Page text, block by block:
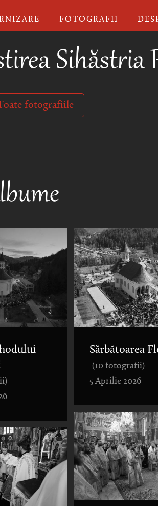
FOTOGRAFII
Sihăstria
fotografiile
Sărbătoarea
(10 fotografii)
5 Aprilie 2026